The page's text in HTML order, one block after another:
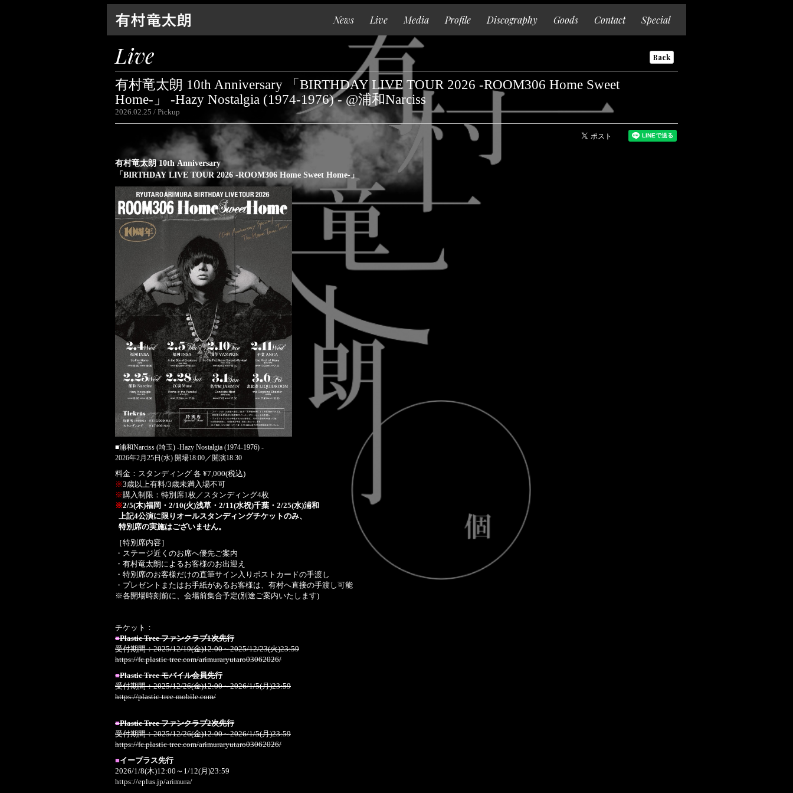
News Live Media Profile Discography Goods Contact Special
Top
News
Live
Media
Profile
Discography
Goods
Contact
Special
Live Back
有村竜太朗 10th Anniversary 「BIRTHDAY LIVE TOUR 2026 -ROOM306 Home Sweet
Home-」 -Hazy Nostalgia (1974-1976) - @浦和Narciss
2026.02.25 Pickup
有村竜太朗 10th Anniversary
「BIRTHDAY LIVE TOUR 2026 -ROOM306 Home Sweet Home-」
■浦和Narciss (埼玉) -Hazy Nostalgia (1974-1976) -
2026年2月25日(水) 開場18:00／開演18:30
料金：スタンディング 各 ¥7,000(税込)
※3歳以上有料/3歳未満入場不可
※購入制限：特別席1枚／スタンディング4枚
※2/5(木)福岡・2/10(火)浅草・2/11(水祝)千葉・2/25(水)浦和
上記4公演に限りオールスタンディングチケットのみ、
特別席の実施はございません。
［特別席内容］
・ステージ近くのお席へ優先ご案内
・有村竜太朗によるお客様のお出迎え
・特別席のお客様だけの直筆サイン入りポストカードの手渡し
・プレゼントまたはお手紙があるお客様は、有村へ直接の手渡し可能
※各開場時刻前に、会場前集合予定(別途ご案内いたします)
チケット：
■Plastic Tree ファンクラブ1次先行
受付期間：2025/12/19(金)12:00～2025/12/23(火)23:59
https://fc.plastic-tree.com/arimuraryutaro03062026/
■Plastic Tree モバイル会員先行
受付期間：2025/12/26(金)12:00～2026/1/5(月)23:59
https://plastic-tree-mobile.com/
■Plastic Tree ファンクラブ2次先行
受付期間：2025/12/26(金)12:00～2026/1/5(月)23:59
https://fc.plastic-tree.com/arimuraryutaro03062026/
■イープラス先行
2026/1/8(木)12:00～1/12(月)23:59
https://eplus.jp/arimura/